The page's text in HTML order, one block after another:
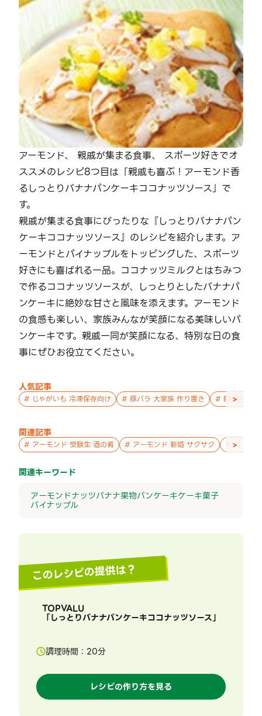
アーモンド、 親戚が集まる食事、 スポーツ好きでオ
ススメのレシピ8つ目は「親戚も喜ぶ！アーモンド香
るしっとりバナナパンケーキココナッツソース」で
す。
親戚が集まる食事にぴったりな『しっとりバナナパン
ケーキココナッツソース』のレシピを紹介します。ア
ーモンドとパイナップルをトッピングした、スポーツ
好きにも喜ばれる一品。ココナッツミルクとはちみつ
で作るココナッツソースが、しっとりとしたバナナパ
ンケーキに絶妙な甘さと風味を添えます。アーモンド
の食感も楽しい、家族みんなが笑顔になる美味しいパ
ンケーキです。親戚一同が笑顔になる、特別な日の食
事にぜひお役立てください。
人気記事
# じゃがいも 冷凍保存向け # 豚バラ 大家族 作り置き # 鮭 親子 作
>
関連記事
# アーモンド 受験生 酒の肴 # アーモンド 新婚 サクサク #アーモ
>
関連キーワード
アーモンドナッツバナナ果物パンケーキケーキ菓子
パイナップル
このレシピの提供は？
TOPVALU
「しっとりバナナパンケーキココナッツソース」
調理時間： 20分
レシピの作り方を見る